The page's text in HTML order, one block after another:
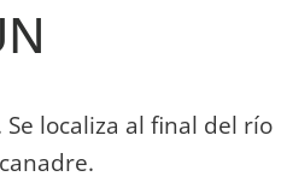
Se localiza al final del río